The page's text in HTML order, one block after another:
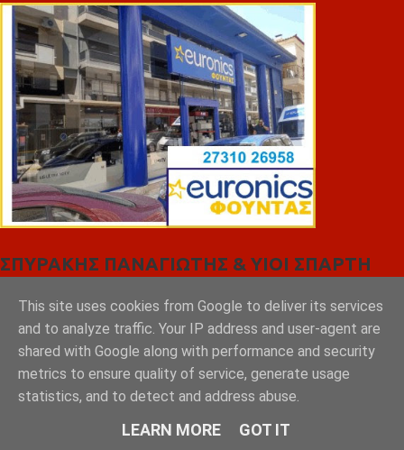
ΣΠΥΡΑΚΗΣ ΠΑΝΑΓΙΩΤΗΣ & YIOI ΣΠΑΡΤΗ
This site uses cookies from Google to deliver its services
and to analyze traffic. Your IP address and user-agent are
shared with Google along with performance and security
metrics to ensure quality of service, generate usage
statistics, and to detect and address abuse.
LEARN MORE GOT IT